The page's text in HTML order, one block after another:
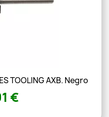
TOOLING AXB. Negro
€